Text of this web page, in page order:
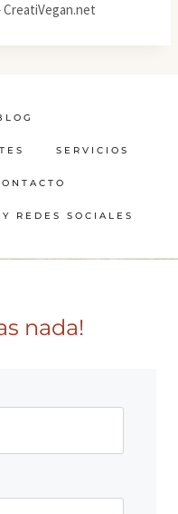
CreatiVegan.net
SERVICIOS
REDES SOCIALES
nada!